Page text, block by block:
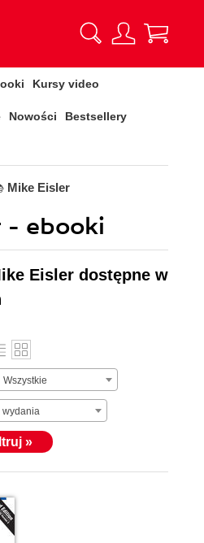
Kursy video
Nowości Bestsellery
Mike Eisler
- ebooki
Eisler dostępne w
Wszystkie
wydania
»